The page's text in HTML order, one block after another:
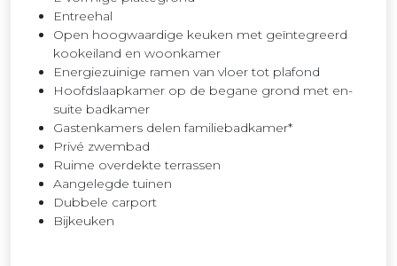
Entreehal
Open hoogwaardige keuken met geïntegreerd
kookeiland en woonkamer
Energiezuinige ramen van vloer tot plafond
Hoofdslaapkamer op de begane grond met en-
suite badkamer
Gastenkamers delen familiebadkamer*
Privé zwembad
Ruime overdekte terrassen
Aangelegde tuinen
Dubbele carport
Bijkeuken